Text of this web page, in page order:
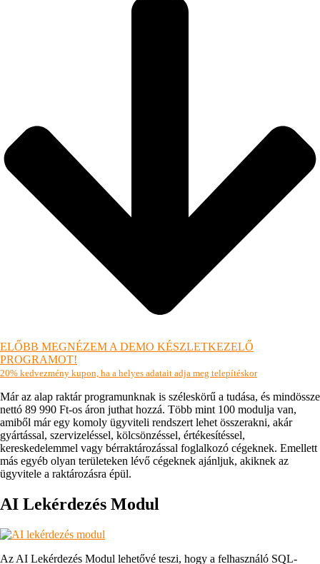
ELŐBB MEGNÉZEM A DEMO KÉSZLETKEZELŐ
PROGRAMOT!
20% kedvezmény kupon, ha a helyes adatait adja meg telepítéskor
Már az alap raktár programunknak is széleskörű a tudása, és mindössze
nettó 89 990 Ft-os áron juthat hozzá. Több mint 100 modulja van,
amiből már egy komoly ügyviteli rendszert lehet összerakni, akár
gyártással, szervizeléssel, kölcsönzéssel, értékesítéssel,
kereskedelemmel vagy bérraktározással foglalkozó cégeknek. Emellett
más egyéb olyan területeken lévő cégeknek ajánljuk, akiknek az
ügyvitele a raktározásra épül.
AI Lekérdezés Modul
Az AI Lekérdezés Modul lehetővé teszi, hogy a felhasználó SQL-